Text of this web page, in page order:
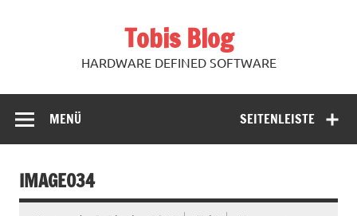
Tobis Blog
HARDWARE DEFINED SOFTWARE
SEITENLEISTE
MENÜ
IMAGE034